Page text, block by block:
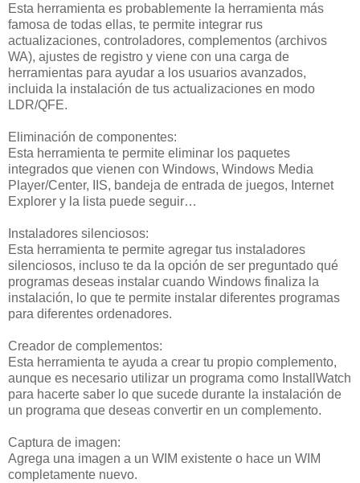
Esta herramienta es probablemente la herramienta más
famosa de todas ellas, te permite integrar rus
actualizaciones, controladores, complementos (archivos
WA), ajustes de registro y viene con una carga de
herramientas para ayudar a los usuarios avanzados,
incluida la instalación de tus actualizaciones en modo
LDR/QFE.
Eliminación de componentes:
Esta herramienta te permite eliminar los paquetes
integrados que vienen con Windows, Windows Media
Player/Center, IIS, bandeja de entrada de juegos, Internet
Explorer y la lista puede seguir…
Instaladores silenciosos:
Esta herramienta te permite agregar tus instaladores
silenciosos, incluso te da la opción de ser preguntado qué
programas deseas instalar cuando Windows finaliza la
instalación, lo que te permite instalar diferentes programas
para diferentes ordenadores.
Creador de complementos:
Esta herramienta te ayuda a crear tu propio complemento,
aunque es necesario utilizar un programa como InstallWatch
para hacerte saber lo que sucede durante la instalación de
un programa que deseas convertir en un complemento.
Captura de imagen:
Agrega una imagen a un WIM existente o hace un WIM
completamente nuevo.